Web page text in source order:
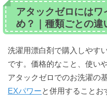
アタックゼロには
め？｜種類ごとの違
洗濯用漂白剤で購入しやす
です。価格的なこと、使い
アタックゼロでのお洗濯の
EXパワーと併用することお